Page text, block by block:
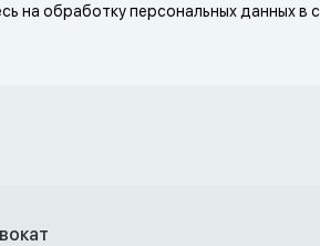
на обработку персональных данных в